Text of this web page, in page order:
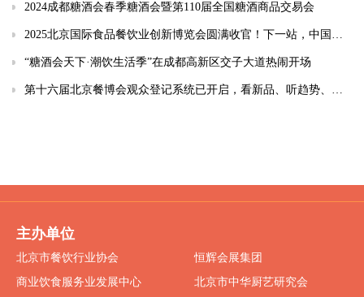
2024成都糖酒会春季糖酒会暨第110届全国糖酒商品交易会
2025北京国际食品餐饮业创新博览会圆满收官！下一站，中国国际展览中心朝阳馆！！
“糖酒会天下·潮饮生活季”在成都高新区交子大道热闹开场
第十六届北京餐博会观众登记系统已开启，看新品、听趋势、拓商机就等你来
主办单位
北京市餐饮行业协会
恒辉会展集团
商业饮食服务业发展中心
北京市中华厨艺研究会